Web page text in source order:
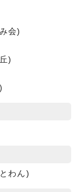
会)
)
わん)